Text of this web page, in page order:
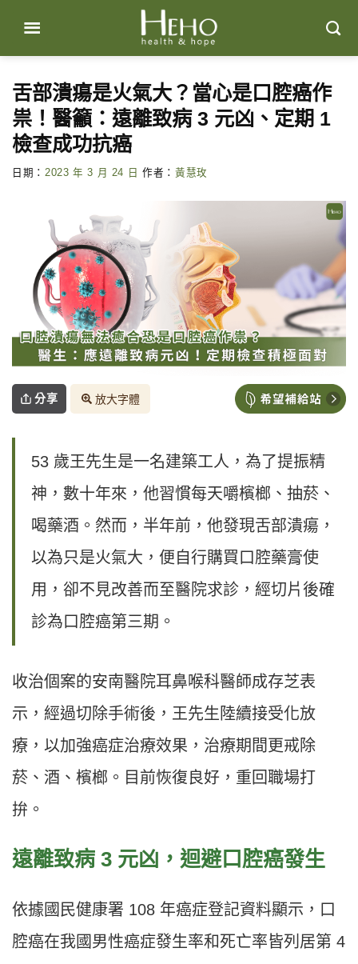
content
舌部潰瘍是火氣大？當心是口腔癌作
祟！醫籲：遠離致病 3 元凶、定期 1
檢查成功抗癌
日期： 2023 年 3 月 24 日 作者： 黃慧玫
分享 放大字體
53 歲王先生是一名建築工人，為了提振精
神，數十年來，他習慣每天嚼檳榔、抽菸、
喝藥酒。然而，半年前，他發現舌部潰瘍，
以為只是火氣大，便自行購買口腔藥膏使
用，卻不見改善而至醫院求診，經切片後確
診為口腔癌第三期。
收治個案的安南醫院耳鼻喉科醫師成存芝表
示，經過切除手術後，王先生陸續接受化放
療，以加強癌症治療效果，治療期間更戒除
菸、酒、檳榔。目前恢復良好，重回職場打
拚。
遠離致病 3 元凶，迴避口腔癌發生
依據國民健康署 108 年癌症登記資料顯示，口
腔癌在我國男性癌症發生率和死亡率皆列居第 4